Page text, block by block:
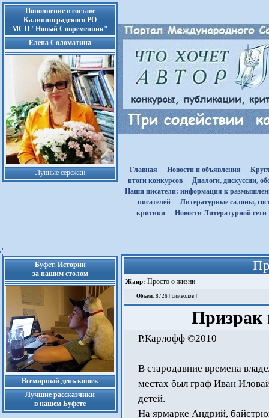
Пополнение в составе
Калининградского РО
МСП "Новый Современник"
Елена Соломатина
Лунные сережки Главная Новости и объявления
итоги конкурсов
Диалоги, дискуссии,
Наши писатели: информация к
писателей
Литературные салоны,
критики
Новости Литературной сети
Буфет. Истории
за нашим столом
Всемирный день кошек
Лучшие рассказчики
в нашем Буфете
Жанр: Просто о жизни
Объем: 8726 [ символов ]
Р.Карлофф ©2010
В стародавние времена
местах был граф Иван
детей.
На ярмарке Андрий,